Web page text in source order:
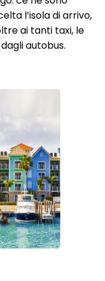
l’isola di arrivo,
ai tanti taxi, le
autobus.